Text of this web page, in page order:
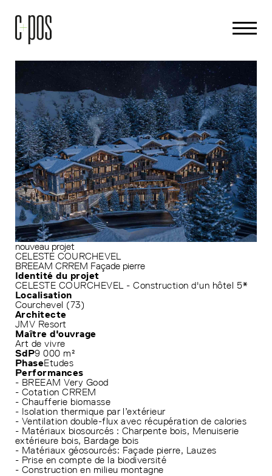
nouveau projet
CELESTE COURCHEVEL
BREEAM CRREM Façade pierre
Identité du projet
CELESTE COURCHEVEL - Construction d'un hôtel 5*
Localisation
Courchevel (73)
Architecte
JMV Resort
Maître d'ouvrage
Art de vivre
SdP9 000 m²
PhaseEtudes
Performances
- BREEAM Very Good
- Cotation CRREM
- Chaufferie biomasse
- Isolation thermique par l’extérieur
- Ventilation double-flux avec récupération de calories
- Matériaux biosourcés : Charpente bois, Menuiserie
extérieure bois, Bardage bois
- Matériaux géosourcés: Façade pierre, Lauzes
- Prise en compte de la biodiversité
- Construction en milieu montagne